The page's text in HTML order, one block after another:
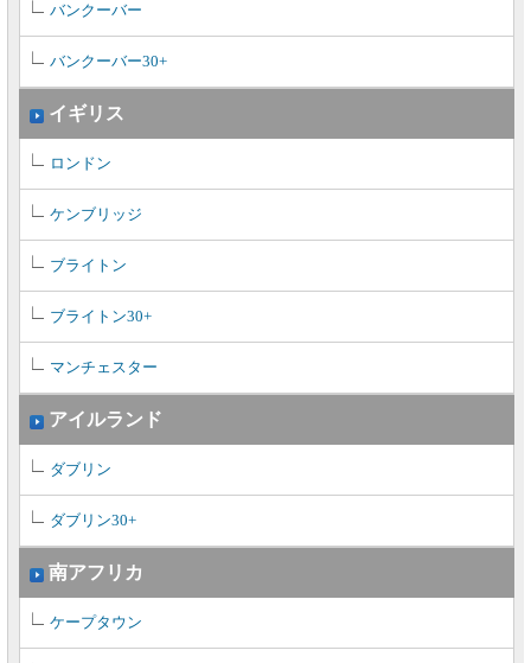
バンクーバー
バンクーバー30+
イギリス
ロンドン
ケンブリッジ
ブライトン
ブライトン30+
マンチェスター
アイルランド
ダブリン
ダブリン30+
南アフリカ
ケープタウン